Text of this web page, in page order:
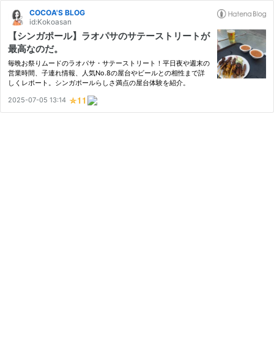
COCOA'S BLOG
id:Kokoasan
【シンガポール】ラオパサのサテーストリートが
最高なのだ。
毎晩お祭りムードのラオパサ・サテーストリート！平日夜や週末の
営業時間、子連れ情報、人気No.8の屋台やビールとの相性まで詳
しくレポート。シンガポールらしさ満点の屋台体験を紹介。
2025-07-05 13:14